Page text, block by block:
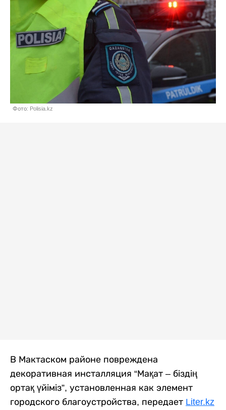
Фото: Polisia.kz
В Мактаском районе повреждена
декоративная инсталляция “Мақат – біздің
ортақ үйіміз”, установленная как элемент
городского благоустройства, передает Liter.kz